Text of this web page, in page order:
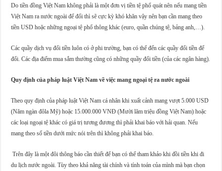
Do tiền đồng Việt Nam không phải là một đơn vị tiền tệ phổ quát nên nếu mang tiền
Việt Nam ra nước ngoài để đổi thì sẽ cực kỳ khó khăn vậy nên bạn cần mang theo
tiền USD hoặc những ngoại tệ phổ thông khác (euro, quần chúng tệ, bảng anh,…).
Các quầy dịch vụ đổi tiền luôn có ở phi trường, bạn có thể đến các quầy đổi tiền để
đổi. Các địa điểm mua sắm thường cũng có những quầy đổi tiền (của các ngân hàng).
Quy định của pháp luật Việt Nam về việc mang ngoại tệ ra nước ngoài
Theo quy định của pháp luật Việt Nam cá nhân khi xuất cảnh mang vượt 5.000 USD
(Năm ngàn đôla Mỹ) hoặc 15.000.000 VNĐ (Mười lăm triệu đồng Việt Nam) hoặc
các loại ngoại tệ khác có giá trị tương đương thì phải khai báo với hải quan. Nếu
mang theo số tiền dưới mức nói trên thì không phải khai báo.
Trên đây là một đôi thông báo cần thiết để bạn có thể tham khảo khi đồi tiền khi đi
du lịch nước ngoài. Tùy theo khả năng tài chính và tính toán của mình mà bạn chọn